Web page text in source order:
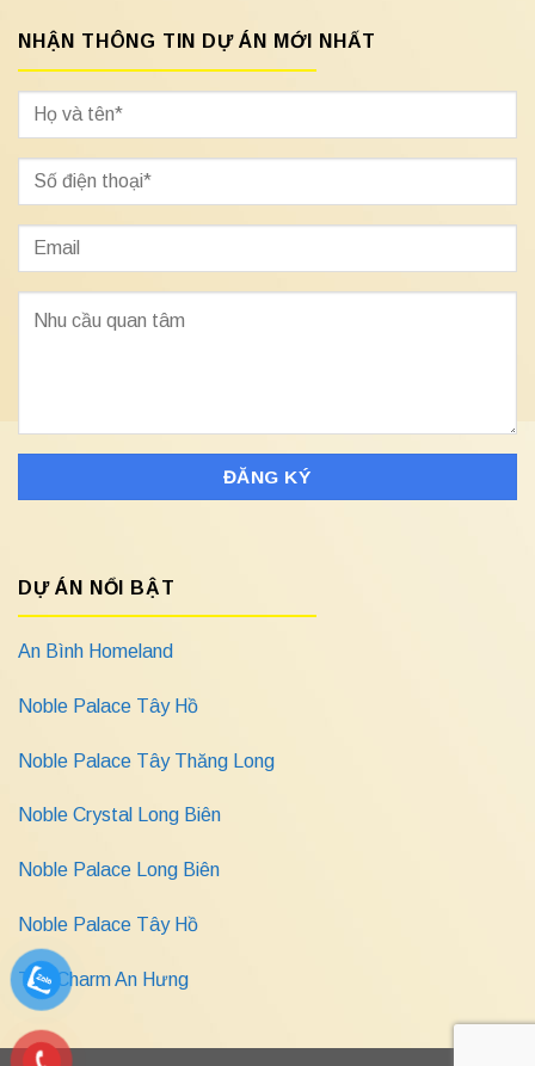
NHẬN THÔNG TIN DỰ ÁN MỚI NHẤT
DỰ ÁN NỔI BẬT
An Bình Homeland
Noble Palace Tây Hồ
Noble Palace Tây Thăng Long
Noble Crystal Long Biên
Noble Palace Long Biên
Noble Palace Tây Hồ
The Charm An Hưng